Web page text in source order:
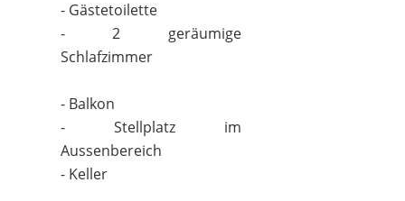
- Gästetoilette
- 2 geräumige
Schlafzimmer
- Balkon
- Stellplatz im
Aussenbereich
- Keller